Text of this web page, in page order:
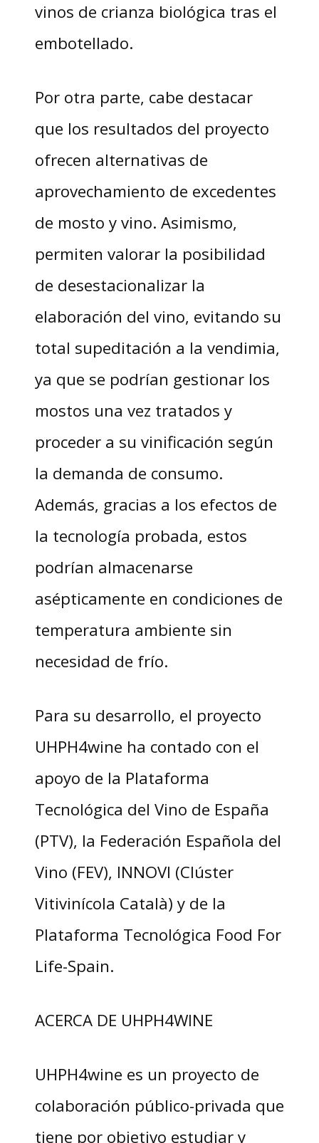
vinos de crianza biológica tras el
embotellado.
Por otra parte, cabe destacar
que los resultados del proyecto
ofrecen alternativas de
aprovechamiento de excedentes
de mosto y vino. Asimismo,
permiten valorar la posibilidad
de desestacionalizar la
elaboración del vino, evitando su
total supeditación a la vendimia,
ya que se podrían gestionar los
mostos una vez tratados y
proceder a su vinificación según
la demanda de consumo.
Además, gracias a los efectos de
la tecnología probada, estos
podrían almacenarse
asépticamente en condiciones de
temperatura ambiente sin
necesidad de frío.
Para su desarrollo, el proyecto
UHPH4wine ha contado con el
apoyo de la Plataforma
Tecnológica del Vino de España
(PTV), la Federación Española del
Vino (FEV), INNOVI (Clúster
Vitivinícola Català) y de la
Plataforma Tecnológica Food For
Life-Spain.
ACERCA DE UHPH4WINE
UHPH4wine es un proyecto de
colaboración público-privada que
tiene por objetivo estudiar y